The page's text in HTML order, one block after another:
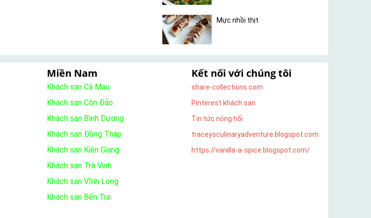
Mực nhồi thịt
Miền Nam
Khách sạn Cà Mau
Khách sạn Côn Đảo
Khách sạn Bình Dương
Khách sạn Đồng Tháp
Khách sạn Kiên Giang
Khách sạn Trà Vinh
Khách sạn Vĩnh Long
Khách sạn Bến Tre
Kết nối với chúng tôi
share-collections.com
Pinterest khách sạn
Tin tức nóng hổi
traceysculinaryadventure.blogspot.com
https://vanilla-a-spice.blogspot.com/